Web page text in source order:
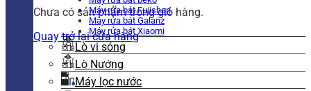
Chưa có sản phẩm trong giỏ hàng.
Quay trở lại cửa hàng
Máy rửa bát Fujishan
Máy rửa bát Galanz
Máy rửa bát Xiaomi
Lò vi sóng
Lò Nướng
Máy lọc nước